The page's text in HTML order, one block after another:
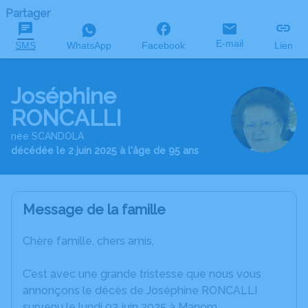
Partager
SMS WhatsApp Facebook E-mail Lien
Joséphine
RONCALLI
née SCANDOLA
décédée le 2 juin 2025 à l'âge de 95 ans
Message de la famille
Chère famille, chers amis,
C’est avec une grande tristesse que nous vous
annonçons le décès de Joséphine RONCALLI